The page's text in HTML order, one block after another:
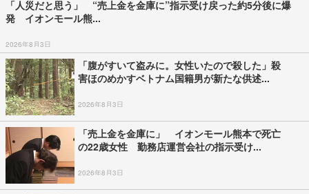
「人災だと思う」 “売上金を金庫に”指示受け戻った約5分後に爆
発 イオンモール熊...
2026年8月3日
「腹がすいて盗みに。女性いたので殺した」殺
害ほのめかすベトナム国籍男が新たな供述...
2026年8月3日
「売上金を金庫に」 イオンモール熊本で死亡
の22歳女性 勤務店運営会社の指示受け...
2026年8月3日